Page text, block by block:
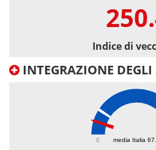
Indice di
INTEGRAZIONE DEGLI
media Italia
0